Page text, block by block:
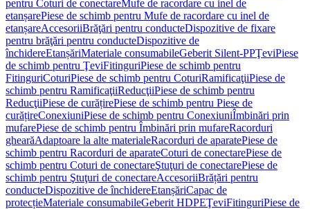
pentru Coturi de conectareMufe de racordare cu inel de
etanșarePiese de schimb pentru Mufe de racordare cu inel de
etanșareAccesoriiBrăţări pentru conducteDispozitive de fixare
pentru brăţări pentru conducteDispozitive de
închidereEtanșăriMateriale consumabileGeberit Silent-PPŢeviPiese
de schimb pentru ŢeviFitinguriPiese de schimb pentru
FitinguriCoturiPiese de schimb pentru CoturiRamificaţiiPiese de
schimb pentru RamificaţiiReducţiiPiese de schimb pentru
ReducţiiPiese de curățirePiese de schimb pentru Piese de
curățireConexiuniPiese de schimb pentru ConexiuniÎmbinări prin
mufarePiese de schimb pentru Îmbinări prin mufareRacorduri
ghearăAdaptoare la alte materialeRacorduri de aparatePiese de
schimb pentru Racorduri de aparateCoturi de conectarePiese de
schimb pentru Coturi de conectareŞtuţuri de conectarePiese de
schimb pentru Ştuţuri de conectareAccesoriiBrățări pentru
conducteDispozitive de închidereEtanșăriCapac de
protecțieMateriale consumabileGeberit HDPEŢeviFitinguriPiese de